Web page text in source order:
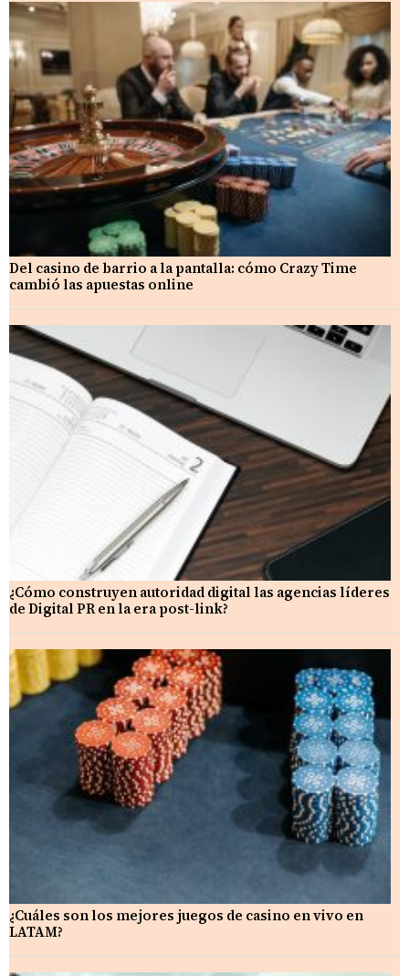
Del casino de barrio a la pantalla: cómo Crazy Time
cambió las apuestas online
¿Cómo construyen autoridad digital las agencias líderes
de Digital PR en la era post-link?
¿Cuáles son los mejores juegos de casino en vivo en
LATAM?